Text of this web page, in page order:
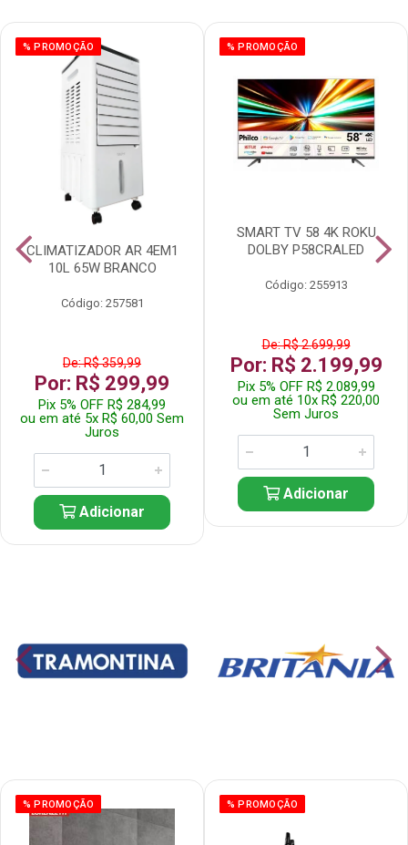
% PROMOÇÃO
CLIMATIZADOR AR 4EM1
10L 65W BRANCO
Código: 257581
De: R$ 359,99
Por: R$ 299,99
Pix 5% OFF R$ 284,99
ou em até 5x R$ 60,00 Sem
Juros
Adicionar
% PROMOÇÃO
SMART TV 58 4K ROKU
DOLBY P58CRALED
Código: 255913
De: R$ 2.699,99
Por: R$ 2.199,99
Pix 5% OFF R$ 2.089,99
ou em até 10x R$ 220,00
Sem Juros
Adicionar
% PROMOÇÃO % PROMOÇÃO